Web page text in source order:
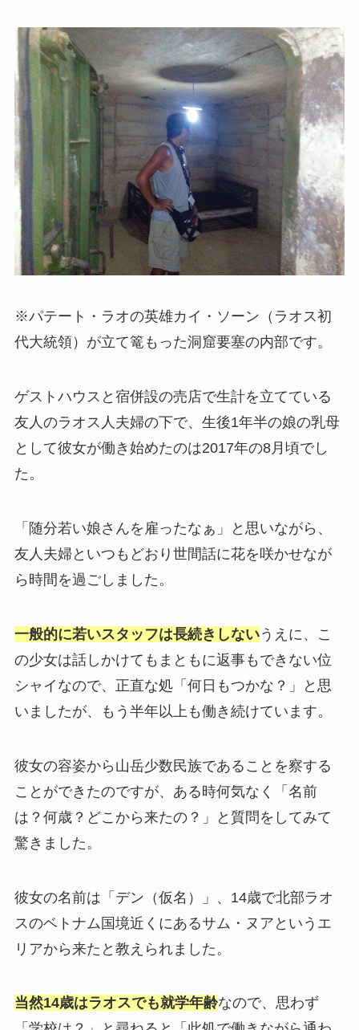
※パテート・ラオの英雄カイ・ソーン（ラオス初
代大統領）が立て篭もった洞窟要塞の内部です。
ゲストハウスと宿併設の売店で生計を立てている
友人のラオス人夫婦の下で、生後1年半の娘の乳母
として彼女が働き始めたのは2017年の8月頃でし
た。
「随分若い娘さんを雇ったなぁ」と思いながら、
友人夫婦といつもどおり世間話に花を咲かせなが
ら時間を過ごしました。
一般的に若いスタッフは長続きしないうえに、こ
の少女は話しかけてもまともに返事もできない位
シャイなので、正直な処「何日もつかな？」と思
いましたが、もう半年以上も働き続けています。
彼女の容姿から山岳少数民族であることを察する
ことができたのですが、ある時何気なく「名前
は？何歳？どこから来たの？」と質問をしてみて
驚きました。
彼女の名前は「デン（仮名）」、14歳で北部ラオ
スのベトナム国境近くにあるサム・ヌアというエ
リアから来たと教えられました。
当然14歳はラオスでも就学年齢なので、思わず